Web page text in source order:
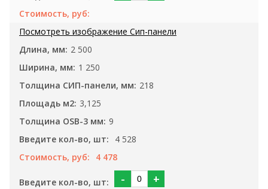
2 500
1 250
218
3,125
9
4 528
4 478
- +